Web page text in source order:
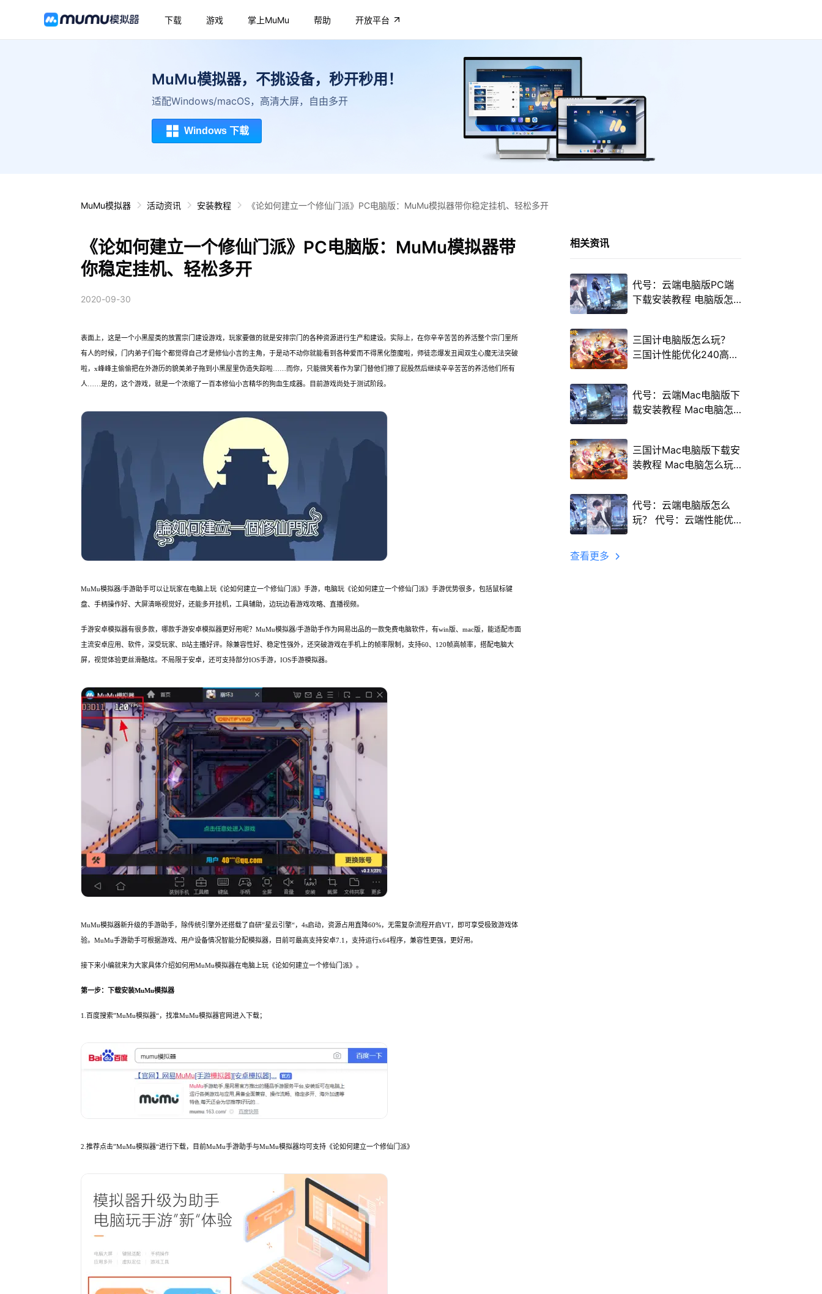
下载 游戏 掌上MuMu 帮助 开放平台
MuMu模拟器，不挑设备，秒开秒用！
适配Windows/macOS，高清大屏，自由多开
Windows 下载
MuMu模拟器 活动资讯 安装教程 《论如何建立一个修仙门派》PC电脑版：MuMu模拟器带你稳定挂机、轻松多开
《论如何建立一个修仙门派》PC电脑版：MuMu模拟器带
你稳定挂机、轻松多开
2020-09-30
表面上，这是一个小黑屋类的放置宗门建设游戏，玩家要做的就是安排宗门的各种资源进行生产和建设。实际上，在你辛辛苦苦的养活整个宗门里所
有人的时候，门内弟子们每个都觉得自己才是修仙小言的主角，于是动不动你就能看到各种爱而不得黑化堕魔啦，师徒恋爆发丑闻双生心魔无法突破
啦，x峰峰主偷偷把在外游历的貌美弟子拖到小黑屋里伪造失踪啦……而你，只能微笑着作为掌门替他们擦了屁股然后继续辛辛苦苦的养活他们所有
人……是的，这个游戏，就是一个浓缩了一百本修仙小言精华的狗血生成器。目前游戏尚处于测试阶段。
MuMu模拟器/手游助手可以让玩家在电脑上玩《论如何建立一个修仙门派》手游，电脑玩《论如何建立一个修仙门派》手游优势很多，包括鼠标键
盘、手柄操作好、大屏清晰视觉好，还能多开挂机，工具辅助，边玩边看游戏攻略、直播视频。
手游安卓模拟器有很多款，哪款手游安卓模拟器更好用呢？MuMu模拟器/手游助手作为网易出品的一款免费电脑软件，有win版、mac版，能适配市面
主流安卓应用、软件，深受玩家、B站主播好评。除兼容性好、稳定性强外，还突破游戏在手机上的帧率限制，支持60、120帧高帧率，搭配电脑大
屏，视觉体验更丝滑酷炫。不局限于安卓，还可支持部分IOS手游，IOS手游模拟器。
MuMu模拟器新升级的手游助手，除传统引擎外还搭载了自研”星云引擎“，4s启动，资源占用直降60%，无需复杂流程开启VT，即可享受极致游戏体
验。MuMu手游助手可根据游戏、用户设备情况智能分配模拟器，目前可最高支持安卓7.1，支持运行x64程序，兼容性更强，更好用。
接下来小编就来为大家具体介绍如何用MuMu模拟器在电脑上玩《论如何建立一个修仙门派》。
第一步：下载安装MuMu模拟器
1.百度搜索”MuMu模拟器“，找准MuMu模拟器官网进入下载；
2.推荐点击”MuMu模拟器“进行下载，目前MuMu手游助手与MuMu模拟器均可支持《论如何建立一个修仙门派》
相关资讯
代号：云端电脑版PC端
下载安装教程 电脑版怎
三国计电脑版怎么玩？
三国计性能优化240高帧
代号：云端Mac电脑版下
载安装教程 Mac电脑怎
三国计Mac电脑版下载安
装教程 Mac电脑怎么玩
代号：云端电脑版怎么
玩？ 代号：云端性能优
查看更多